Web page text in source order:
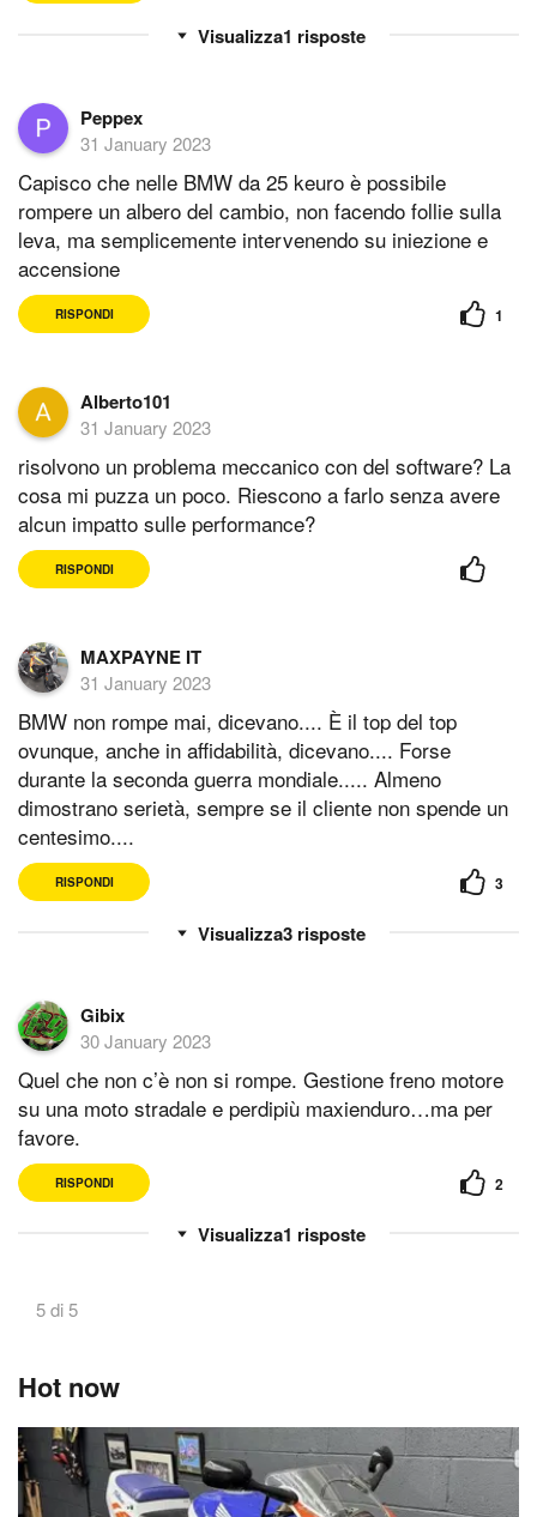
1 risposte
Peppex
31 January 2023
Capisco che nelle BMW da 25 keuro è possibile
rompere un albero del cambio, non facendo follie sulla
leva, ma semplicemente intervenendo su iniezione e
accensione
RISPONDI 1
Alberto101
31 January 2023
risolvono un problema meccanico con del software? La
cosa mi puzza un poco. Riescono a farlo senza avere
alcun impatto sulle performance?
RISPONDI
MAXPAYNE IT
31 January 2023
BMW non rompe mai, dicevano.... È il top del top
ovunque, anche in affidabilità, dicevano.... Forse
durante la seconda guerra mondiale..... Almeno
dimostrano serietà, sempre se il cliente non spende un
centesimo....
RISPONDI
3risposte
3
Gibix
30 January 2023
Quel che non c’è non si rompe. Gestione freno motore
su una moto stradale e perdipiù maxienduro…ma per
favore.
RISPONDI
1 risposte
2
5 di 5
Hot now